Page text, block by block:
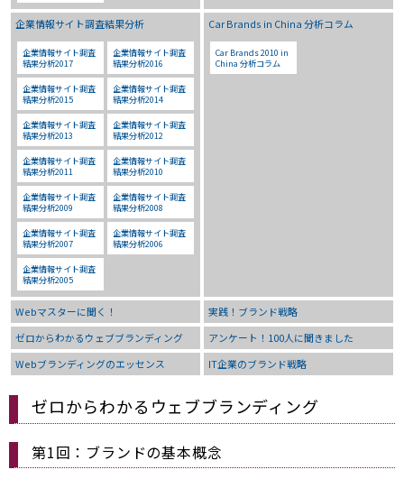
企業情報サイト調査結果分析
企業情報サイト調査
結果分析2017
企業情報サイト調査
結果分析2016
企業情報サイト調査
結果分析2015
企業情報サイト調査
結果分析2014
企業情報サイト調査
結果分析2013
企業情報サイト調査
結果分析2012
企業情報サイト調査
結果分析2011
企業情報サイト調査
結果分析2010
企業情報サイト調査
結果分析2009
企業情報サイト調査
結果分析2008
企業情報サイト調査
結果分析2007
企業情報サイト調査
結果分析2006
企業情報サイト調査
結果分析2005
Car Brands in China 分析コラム
Car Brands 2010 in
China 分析コラム
Webマスターに聞く！
実践！ブランド戦略
ゼロからわかるウェブブランディング
アンケート！100人に聞きました
Webブランディングのエッセンス
IT企業のブランド戦略
ゼロからわかるウェブブランディング
第1回：ブランドの基本概念